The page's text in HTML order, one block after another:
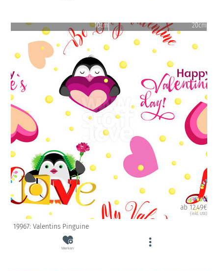
10cm 20cm
ab 12.49€
(inkl. USt)
19967: Valentins Pinguine
Merken